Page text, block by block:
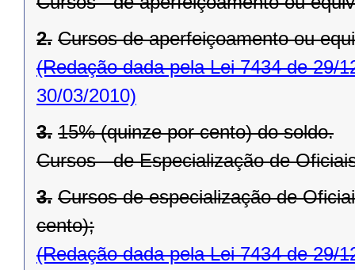
2. Cursos de aperfeiçoamento ou
(Redação dada pela Lei 7434 de 29/
30/03/2010)
3. 15% (quinze por cento) do soldo.
Cursos - de Especialização de
3. Cursos de especialização de
cento);
(Redação dada pela Lei 7434 de 29/